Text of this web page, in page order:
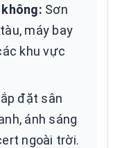
Sơn
máy bay
khu vực
đặt sân
ánh sáng
ngoài trời.